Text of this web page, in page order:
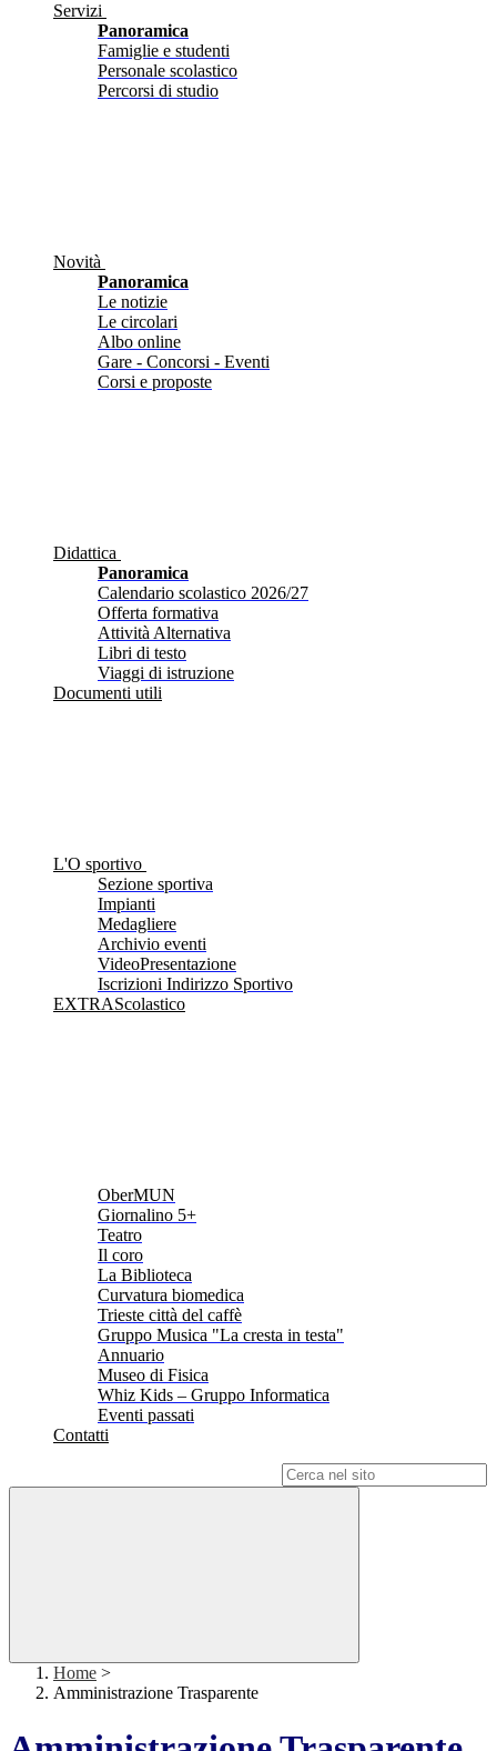
Servizi
Panoramica
Famiglie e studenti
Personale scolastico
Percorsi di studio
Novità
Panoramica
Le notizie
Le circolari
Albo online
Gare - Concorsi - Eventi
Corsi e proposte
Didattica
Panoramica
Calendario scolastico 2026/27
Offerta formativa
Attività Alternativa
Libri di testo
Viaggi di istruzione
Documenti utili
L'O sportivo
Sezione sportiva
Impianti
Medagliere
Archivio eventi
VideoPresentazione
Iscrizioni Indirizzo Sportivo
EXTRAScolastico
OberMUN
Giornalino 5+
Teatro
Il coro
La Biblioteca
Curvatura biomedica
Trieste città del caffè
Gruppo Musica "La cresta in testa"
Annuario
Museo di Fisica
Whiz Kids – Gruppo Informatica
Eventi passati
Contatti
Home >
Amministrazione Trasparente